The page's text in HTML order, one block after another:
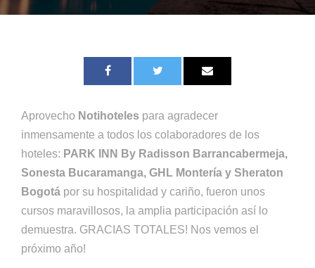
Aprovecho Notihoteles para agradecer
inmensamente a todos los colaboradores de los
hoteles: PARK INN By Radisson Barrancabermeja,
Sonesta Bucaramanga, GHL Montería y Sheraton
Bogotá por su hospitalidad y cariño, fueron unos
cursos maravillosos, la amplia participación así lo
demuestra. GRACIAS TOTALES! Nos vemos el
próximo año!